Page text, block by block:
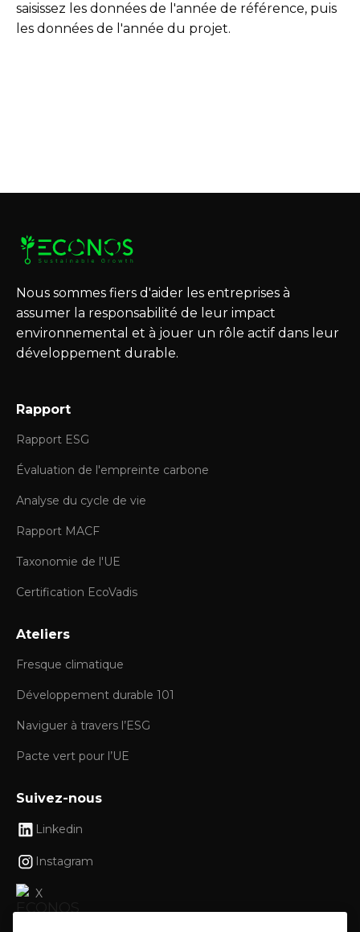
saisissez les données de l'année de référence, puis
les données de l'année du projet.
Nous sommes fiers d'aider les entreprises à
assumer la responsabilité de leur impact
environnemental et à jouer un rôle actif dans leur
développement durable.
Rapport
Rapport ESG
Évaluation de l'empreinte carbone
Analyse du cycle de vie
Rapport MACF
Taxonomie de l'UE
Certification EcoVadis
Ateliers
Fresque climatique
Développement durable 101
Naviguer à travers l’ESG
Pacte vert pour l’UE
Suivez-nous
Linkedin
Instagram
X